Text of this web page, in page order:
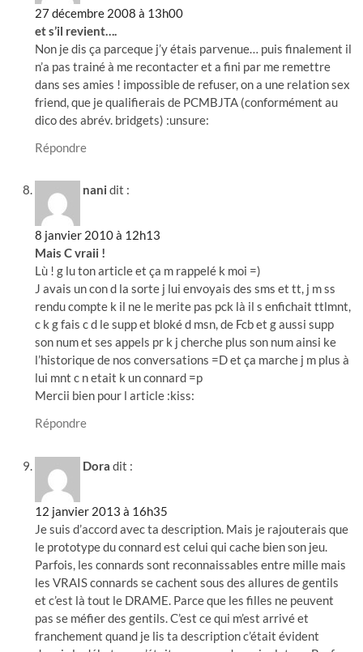
27 décembre 2008 à 13h00
et s’il revient….
Non je dis ça parceque j’y étais parvenue… puis finalement il
n’a pas trainé à me recontacter et a fini par me remettre
dans ses amies ! impossible de refuser, on a une relation sex
friend, que je qualifierais de PCMBJTA (conformément au
dico des abrév. bridgets) :unsure:
Répondre
nani dit :
8 janvier 2010 à 12h13
Mais C vraii !
Lù ! g lu ton article et ça m rappelé k moi =)
J avais un con d la sorte j lui envoyais des sms et tt, j m ss
rendu compte k il ne le merite pas pck là il s enfichait ttlmnt,
c k g fais c d le supp et bloké d msn, de Fcb et g aussi supp
son num et ses appels pr k j cherche plus son num ainsi ke
l’historique de nos conversations =D et ça marche j m plus à
lui mnt c n etait k un connard =p
Mercii bien pour l article :kiss:
Répondre
Dora dit :
12 janvier 2013 à 16h35
Je suis d’accord avec ta description. Mais je rajouterais que
le prototype du connard est celui qui cache bien son jeu.
Parfois, les connards sont reconnaissables entre mille mais
les VRAIS connards se cachent sous des allures de gentils
et c’est là tout le DRAME. Parce que les filles ne peuvent
pas se méfier des gentils. C’est ce qui m’est arrivé et
franchement quand je lis ta description c’était évident